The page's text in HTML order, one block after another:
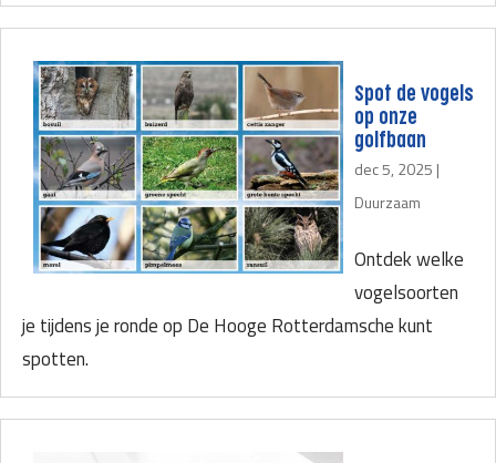
Spot de vogels
op onze
golfbaan
dec 5, 2025 |
Duurzaam
Ontdek welke
vogelsoorten
je tijdens je ronde op De Hooge Rotterdamsche kunt
spotten.